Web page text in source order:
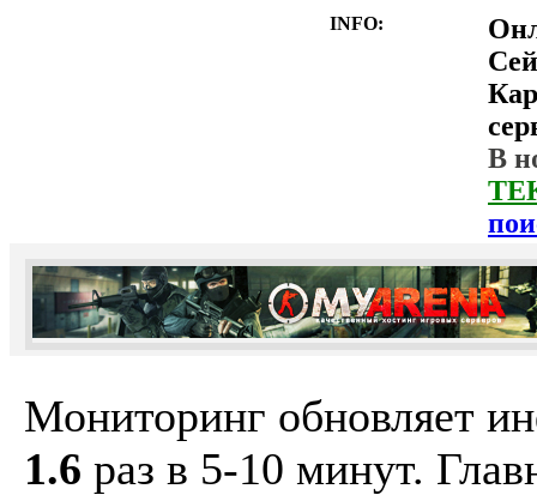
INFO:
В
Мониторинг обновляет
1.6 раз в 5-10 минут.